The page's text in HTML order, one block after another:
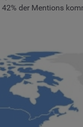
der Mentions